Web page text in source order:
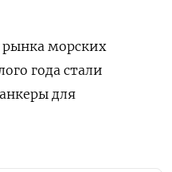
морских
года стали
для